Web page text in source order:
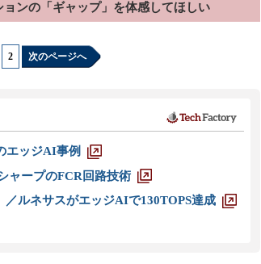
ョンの「ギャップ」を体感してほしい
2 次のページへ
エッジAI事例
ャープのFCR回路技術
ルネサスがエッジAIで130TOPS達成